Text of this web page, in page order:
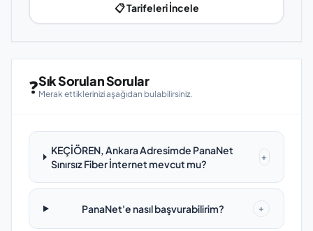
📋 Tarifeleri İncele
❓Sık Sorulan Sorular
Merak ettiklerinizi aşağıdan bulabilirsiniz.
KEÇİÖREN, Ankara Adresimde PanaNet
Sınırsız Fiber İnternet mevcut mu?
+
PanaNet'e nasıl başvurabilirim? +